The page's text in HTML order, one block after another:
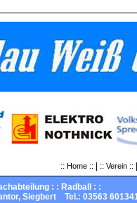
:: Home :: | :: Verein ::
: : Radball : :
Siegbert Tel.: 03563